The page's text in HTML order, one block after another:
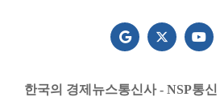
한국의 경제뉴스통신사 - NSP통신